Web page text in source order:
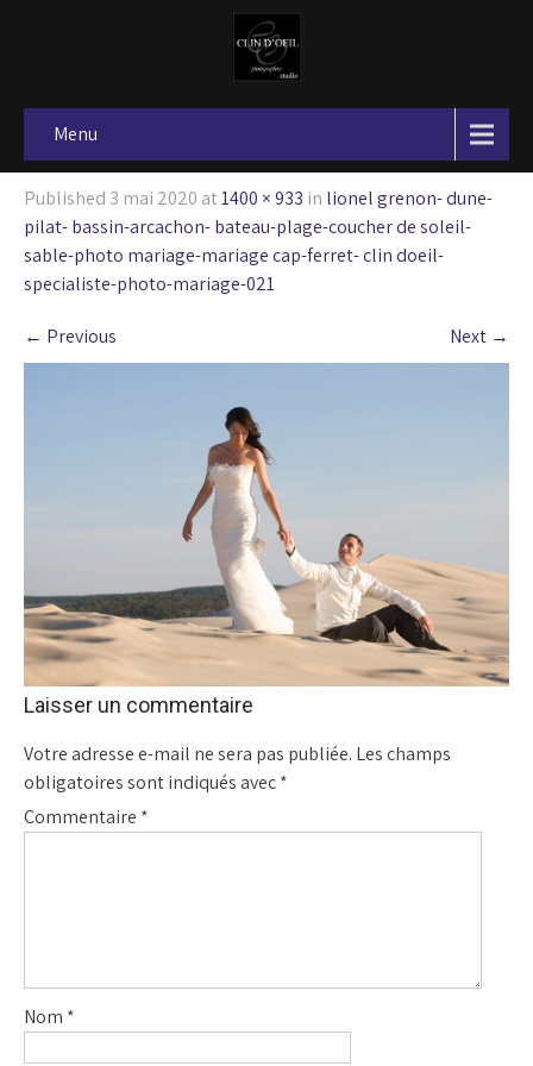
Menu
Published 3 mai 2020 at1400 × 933 in lionel grenon- dune-
pilat- bassin-arcachon- bateau-plage-coucher de soleil-
sable-photo mariage-mariage cap-ferret- clin doeil-
specialiste-photo-mariage-021
← Previous Next →
Laisser un commentaire
Votre adresse e-mail ne sera pas publiée. Les champs
obligatoires sont indiqués avec*
Commentaire *
Nom *